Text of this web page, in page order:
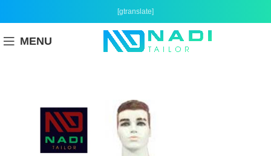
[gtranslate]
MENU